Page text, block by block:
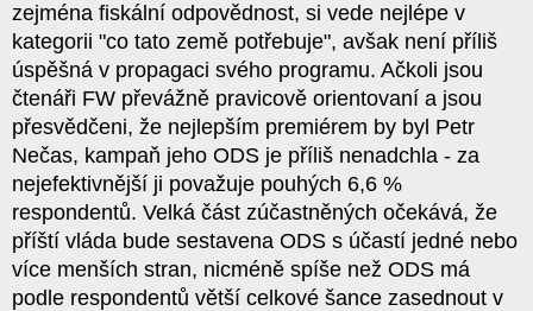
zejména fiskální odpovědnost, si vede nejlépe v
kategorii "co tato země potřebuje", avšak není příliš
úspěšná v propagaci svého programu. Ačkoli jsou
čtenáři FW převážně pravicově orientovaní a jsou
přesvědčeni, že nejlepším premiérem by byl Petr
Nečas, kampaň jeho ODS je příliš nenadchla - za
nejefektivnější ji považuje pouhých 6,6 %
respondentů. Velká část zúčastněných očekává, že
příští vláda bude sestavena ODS s účastí jedné nebo
více menších stran, nicméně spíše než ODS má
podle respondentů větší celkové šance zasednout v